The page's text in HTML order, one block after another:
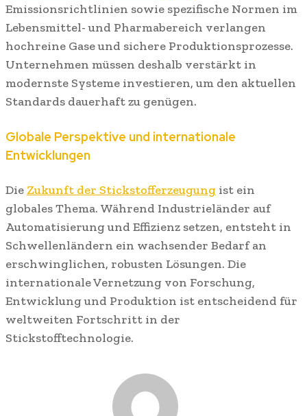
Emissionsrichtlinien sowie spezifische Normen im
Lebensmittel- und Pharmabereich verlangen
hochreine Gase und sichere Produktionsprozesse.
Unternehmen müssen deshalb verstärkt in
modernste Systeme investieren, um den aktuellen
Standards dauerhaft zu genügen.
Globale Perspektive und internationale
Entwicklungen
Die Zukunft der Stickstofferzeugung ist ein
globales Thema. Während Industrieländer auf
Automatisierung und Effizienz setzen, entsteht in
Schwellenländern ein wachsender Bedarf an
erschwinglichen, robusten Lösungen. Die
internationale Vernetzung von Forschung,
Entwicklung und Produktion ist entscheidend für
weltweiten Fortschritt in der
Stickstofftechnologie.